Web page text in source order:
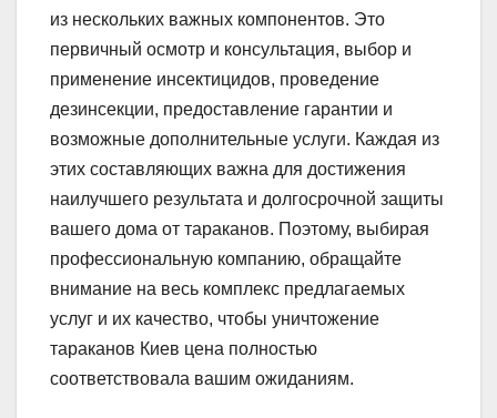
из нескольких важных компонентов. Это
первичный осмотр и консультация, выбор и
применение инсектицидов, проведение
дезинсекции, предоставление гарантии и
возможные дополнительные услуги. Каждая из
этих составляющих важна для достижения
наилучшего результата и долгосрочной защиты
вашего дома от тараканов. Поэтому, выбирая
профессиональную компанию, обращайте
внимание на весь комплекс предлагаемых
услуг и их качество, чтобы уничтожение
тараканов Киев цена полностью
соответствовала вашим ожиданиям.